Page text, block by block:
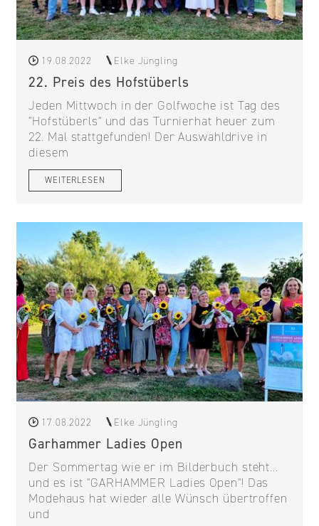
19.08.2022 Elke Jüngling
22. Preis des Hofstüberls
Jeden Mittwoch in der Golfwoche ist Tag des
"Hofstüberls" und das Turnierhat heuer zum
22. Mal stattgefunden! Der Auswahldrive in
diesem
WEITERLESEN
17.08.2022 Elke Jüngling
Garhammer Ladies Open
Der Sommertag wie er im Bilderbuch steht...
und es ist "GARHAMMER Ladies Open"! Das
Modehaus hat wieder alle Wünsch übertroffen
und